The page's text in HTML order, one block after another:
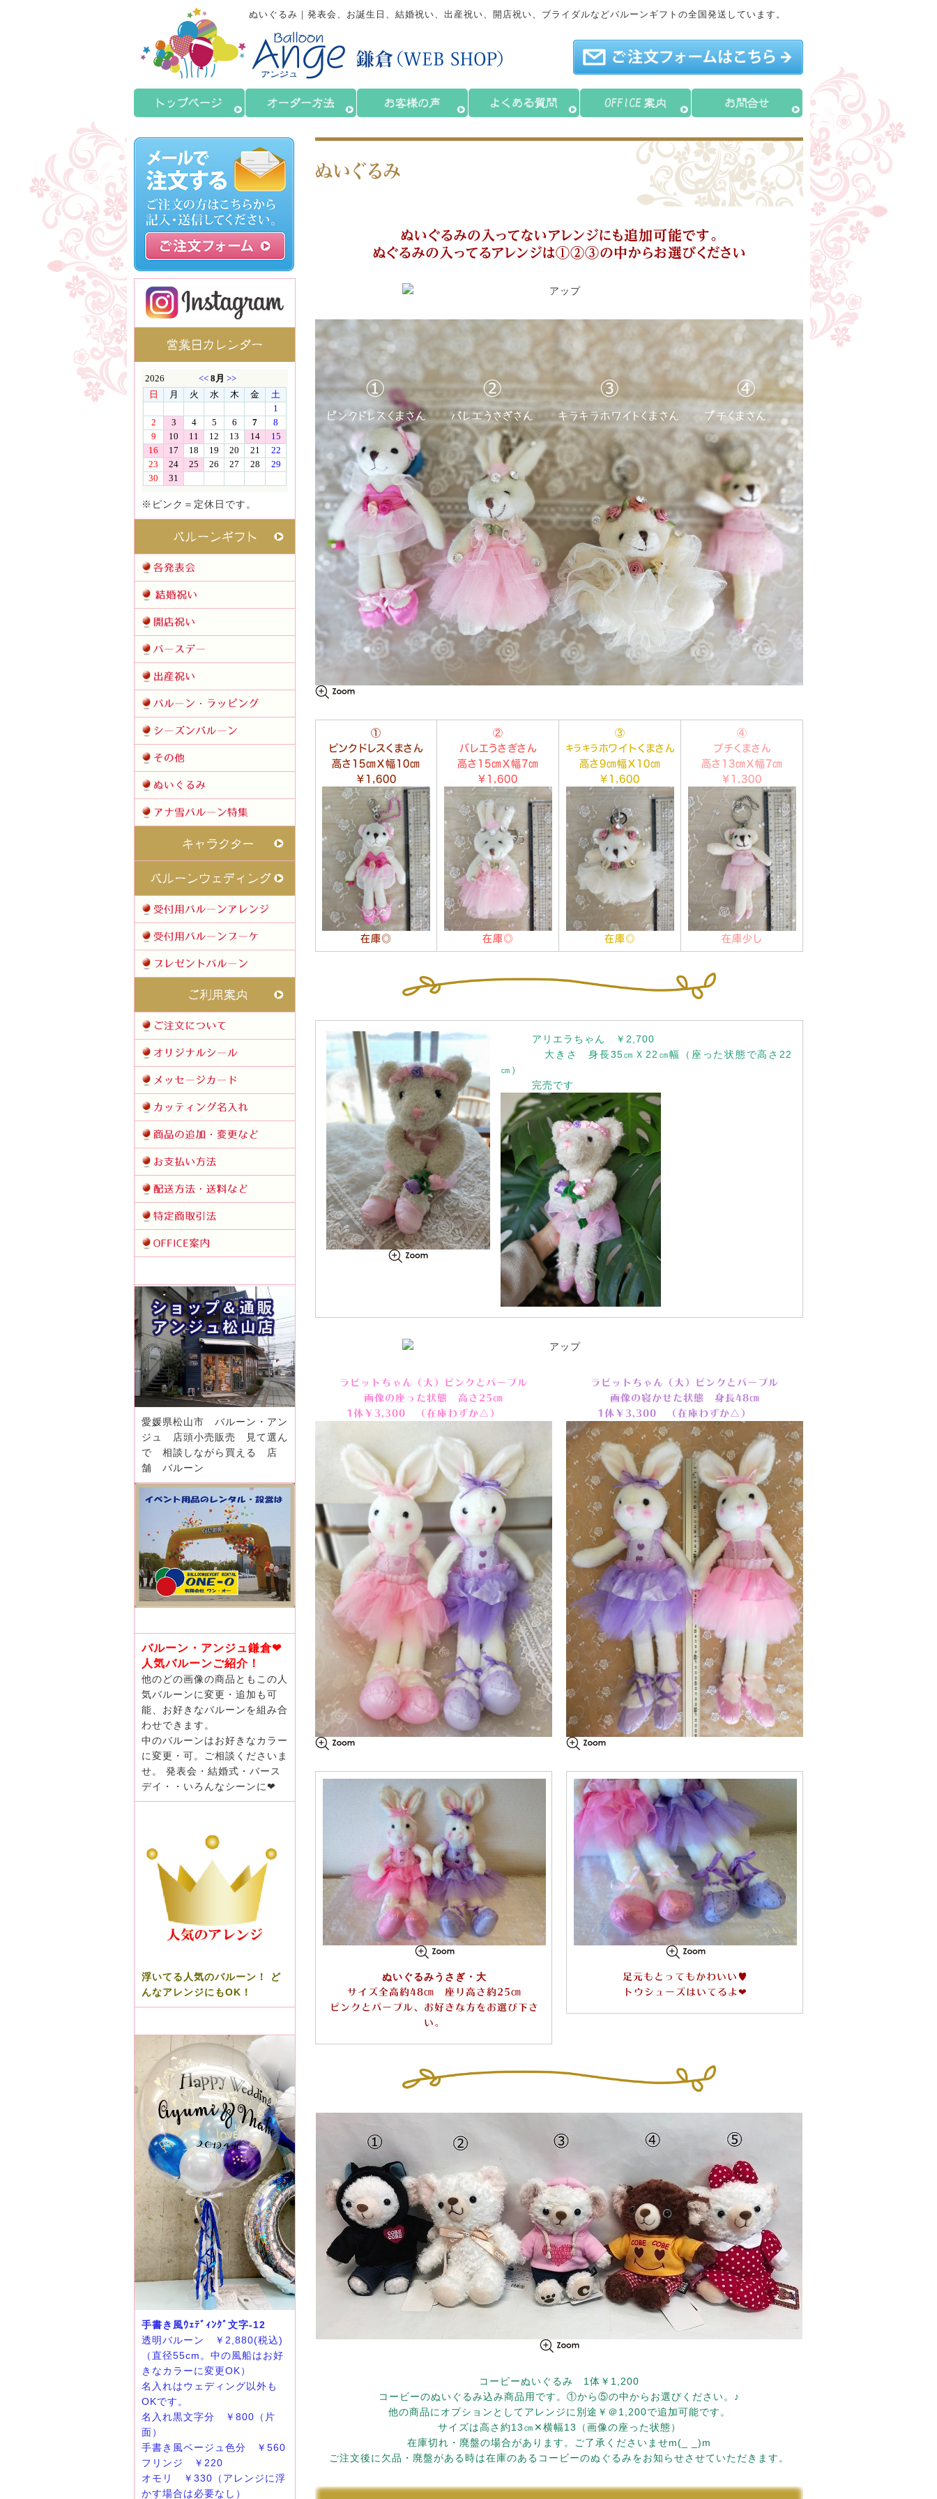
ぬいぐるみ｜発表会、お誕生日、結婚祝い、出産祝い、開店祝い、ブライダルなどバルーンギフトの全国発送しています。
※ピンク＝定休日です。
愛媛県松山市 バルーン・アン
ジュ 店頭小売販売 見て選ん
で 相談しながら買える 店
舗 バルーン
バルーン・アンジュ鎌倉❤
人気バルーンご紹介！
他のどの画像の商品ともこの人
気バルーンに変更・追加も可
能、お好きなバルーンを組み合
わせできます。
中のバルーンはお好きなカラー
に変更・可。ご相談くださいま
せ。 発表会・結婚式・バース
デイ・・いろんなシーンに❤
浮いてる人気のバルーン！ ど
んなアレンジにもOK！
手書き風ｳｪﾃﾞｨﾝｸﾞ文字-12
透明バルーン ￥2,880(税込)
（直径55cm。中の風船はお好
きなカラーに変更OK）
名入れはウェディング以外も
OKです。
名入れ黒文字分 ￥800（片
面）
手書き風ベージュ色分 ￥560
フリンジ ￥220
オモリ ￥330（アレンジに浮
かす場合は必要なし）
ぬいぐるみ
ぬいぐるみの入ってないアレンジにも追加可能です。
ぬぐるみの入ってるアレンジは①②③の中からお選びください
①
ピンクドレスくまさん
高さ15㎝Ｘ幅10㎝
￥1,600
在庫◎
②
バレエうさぎさん
高さ15㎝Ｘ幅7㎝
￥1,600
在庫◎
③
キラキラ ホワイトくまさん
高さ9㎝幅Ｘ10㎝
￥1,600
在庫◎
④
プチくまさん
高さ13㎝Ｘ幅7㎝
￥1,300
在庫少し
アリエラちゃん ￥2,700
大きさ 身長35㎝Ｘ22㎝幅（座った状態で高さ22
㎝）
完売です
ラビットちゃん（大）ピンクとパープル
画像の座った状態 高さ25㎝
1体￥3,300 （在庫わずか△）
ラビットちゃん（大）ピンクとパープル
画像の寝かせた状態 身長48㎝
1体￥3,300 （在庫わずか△）
ぬいぐるみうさぎ・大
サイズ全高約48㎝ 座り高さ約25㎝
ピンクとパープル、お好きな方をお選び下さ
い。
足元もとってもかわいい♥
トウシューズはいてるよ❤
コービーぬいぐるみ 1体￥1,200
コービーのぬいぐるみ込み商品用です。①から⑤の中からお選びください。♪
他の商品にオプションとしてアレンジに別途￥＠1,200で追加可能です。
サイズは高さ約13㎝✕横幅13（画像の座った状態）
在庫切れ・廃盤の場合があります。ご了承くださいませm(_ _)m
ご注文後に欠品・廃盤がある時は在庫のあるコービーのぬぐるみをお知らせさせていただきます。